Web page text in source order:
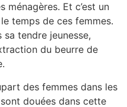
ménagères. Et c’est un
temps de ces femmes.
tendre jeunesse,
du beurre de
des femmes dans les
douées dans cette